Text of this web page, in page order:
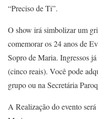
“Preciso de Ti”.
O show irá simbolizar um
comemorar os 24 anos de
Sopro de Maria. Ingressos
(cinco reais). Você pode
grupo ou na Secretária
A Realização do evento